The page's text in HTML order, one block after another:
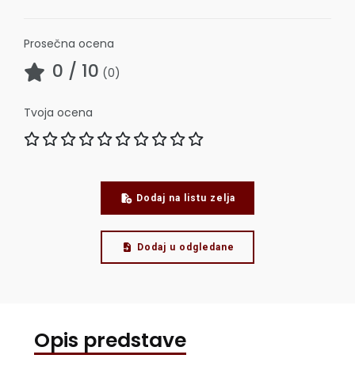
Prosečna ocena
0 / 10 (0)
Tvoja ocena
Dodaj na listu zelja
Dodaj u odgledane
Opis predstave